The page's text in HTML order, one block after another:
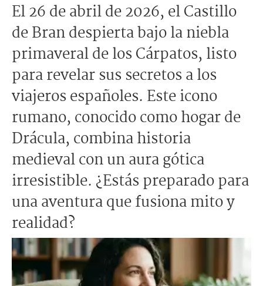
El 26 de abril de 2026, el Castillo
de Bran despierta bajo la niebla
primaveral de los Cárpatos, listo
para revelar sus secretos a los
viajeros españoles. Este icono
rumano, conocido como hogar de
Drácula, combina historia
medieval con un aura gótica
irresistible. ¿Estás preparado para
una aventura que fusiona mito y
realidad?